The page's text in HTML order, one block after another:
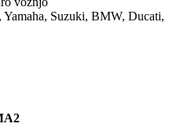
Suzuki, BMW, Ducati,